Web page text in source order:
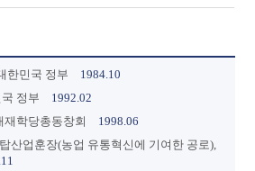
한민국 정부
1984.10
정부
1992.02
재학당총동창회
1998.06
산업훈장(농업 유통혁신에 기여한 공로),